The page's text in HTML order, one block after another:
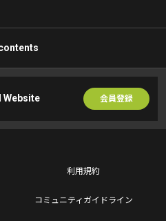
Website 会員登録
利用規約
コミュニティガイドライン